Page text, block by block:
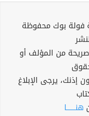
فولة بوك محفوظة
من المؤلف أو
إذنك، يرجى الإبلاغ
هنــــــا